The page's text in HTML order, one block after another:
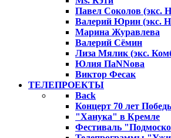
Павел Соколов (экс.
Валерий Юрин (экс.
Марина Журавлева
Валерий Сёмин
Лиза Мялик (экс.
Юлия ПаNNова
Виктор Фесак
ТЕЛЕПРОЕКТЫ
Back
Концерт 70 лет
"Ханука" в Кремле
Фестиваль